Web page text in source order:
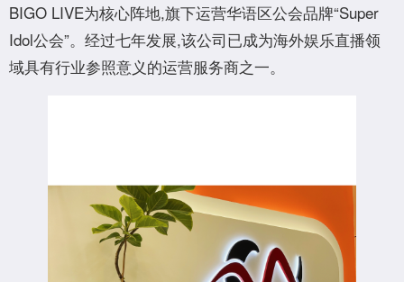
BIGO LIVE为核心阵地,旗下运营华语区公会品牌“Super
Idol公会”。经过七年发展,该公司已成为海外娱乐直播领
域具有行业参照意义的运营服务商之一。